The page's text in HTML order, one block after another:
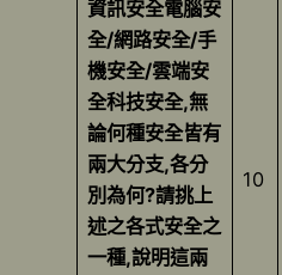
資訊安全電腦安
全/網路安全/手
機安全/雲端安
全科技安全,無
論何種安全皆有
兩大分支,各分
別為何?請挑上
述之各式安全之
一種,說明這兩
10